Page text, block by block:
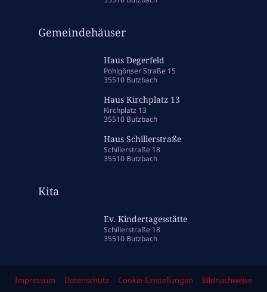
Gemeindehäuser
Haus Degerfeld
Pohlgönser Straße 15
35510 Butzbach
Haus Kirchplatz 13
Kirchplatz 13
35510 Butzbach
Haus Schillerstraße
Schillerstraße 18
35510 Butzbach
Kita
Ev. Kindertagesstätte
Schillerstraße 18
35510 Butzbach
Impressum Datenschutz Cookie-Einstellungen Bildnachweise